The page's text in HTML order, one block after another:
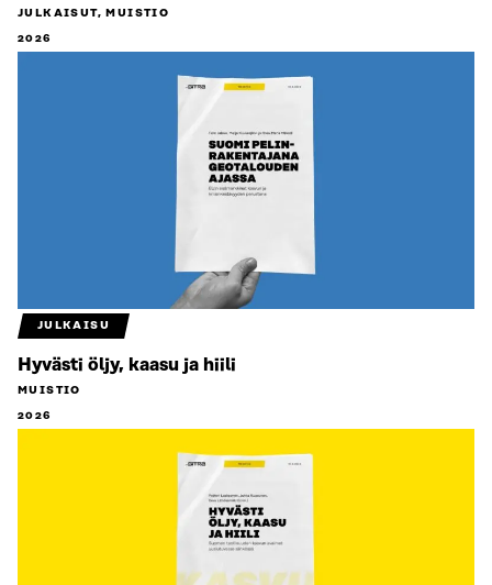
JULKAISUT, MUISTIO
2026
JULKAISU
Hyvästi öljy, kaasu ja hiili
MUISTIO
2026